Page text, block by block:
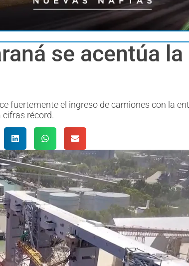
se acentúa
fuertemente el ingreso de camiones con la
cifras récord.